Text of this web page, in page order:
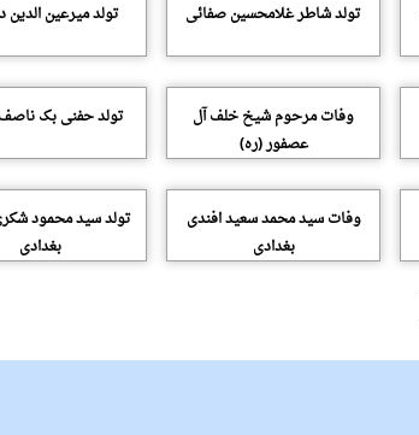
تولد شاطر غلامحسین صفائی تولد میرعین الدین
وفات مرحوم شیخ خلف آل
عصفور (ره)
تولد حفنی بک
وفات سید محمد سعید افندی
بغدادی
تولد سید محمود
بغدادی